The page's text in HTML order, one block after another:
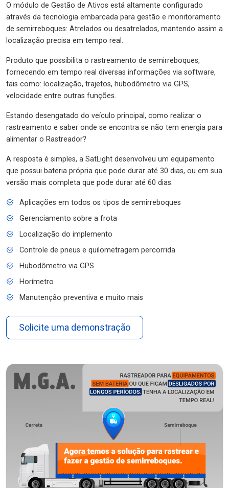
O módulo de Gestão de Ativos está altamente configurado
através da tecnologia embarcada para gestão e monitoramento
de semirreboques: Atrelados ou desatrelados, mantendo assim a
localização precisa em tempo real.
Produto que possibilita o rastreamento de semirreboques,
fornecendo em tempo real diversas informações via software,
tais como: localização, trajetos, hubodômetro via GPS,
velocidade entre outras funções.
Estando desengatado do veículo principal, como realizar o
rastreamento e saber onde se encontra se não tem energia para
alimentar o Rastreador?
A resposta é simples, a SatLight desenvolveu um equipamento
que possui bateria própria que pode durar até 30 dias, ou em sua
versão mais completa que pode durar até 60 dias.
Aplicações em todos os tipos de semirreboques
Gerenciamento sobre a frota
Localização do implemento
Controle de pneus e quilometragem percorrida
Hubodômetro via GPS
Horímetro
Manutenção preventiva e muito mais
Solicite uma demonstração